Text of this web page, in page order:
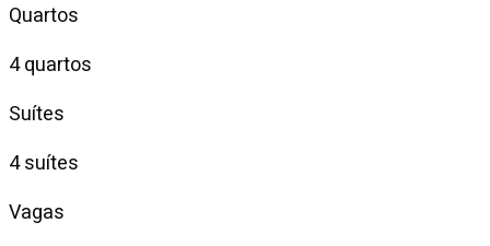
Quartos
4 quartos
Suítes
4 suítes
Vagas